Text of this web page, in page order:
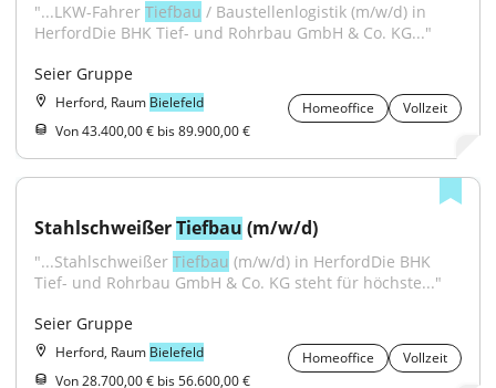
"...LKW-Fahrer Tiefbau / Baustellenlogistik (m/w/d) in
HerfordDie BHK Tief- und Rohrbau GmbH & Co. KG..."
Seier Gruppe
Herford, Raum Bielefeld Homeoffice
Vollzeit
Von 43.400,00 € bis 89.900,00 €
Stahlschweißer Tiefbau (m/w/d)
"...Stahlschweißer Tiefbau (m/w/d) in HerfordDie BHK
Tief- und Rohrbau GmbH & Co. KG steht für höchste..."
Seier Gruppe
Herford, Raum Bielefeld Homeoffice
Vollzeit
Von 28.700,00 € bis 56.600,00 €